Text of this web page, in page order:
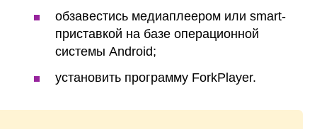
обзавестись медиаплеером или smart-
приставкой на базе операционной
системы Android;
установить программу ForkPlayer.